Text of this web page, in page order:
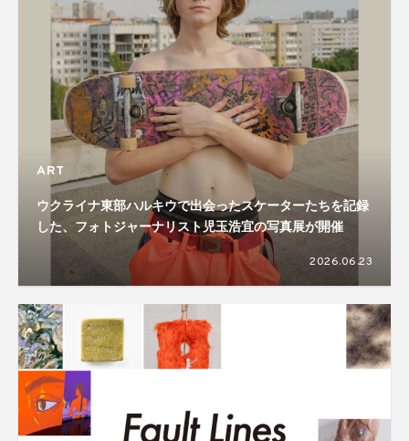
ART
ウクライナ東部ハルキウで出会ったスケーターたちを記録
した、フォトジャーナリスト児玉浩宜の写真展が開催
2026.06.23